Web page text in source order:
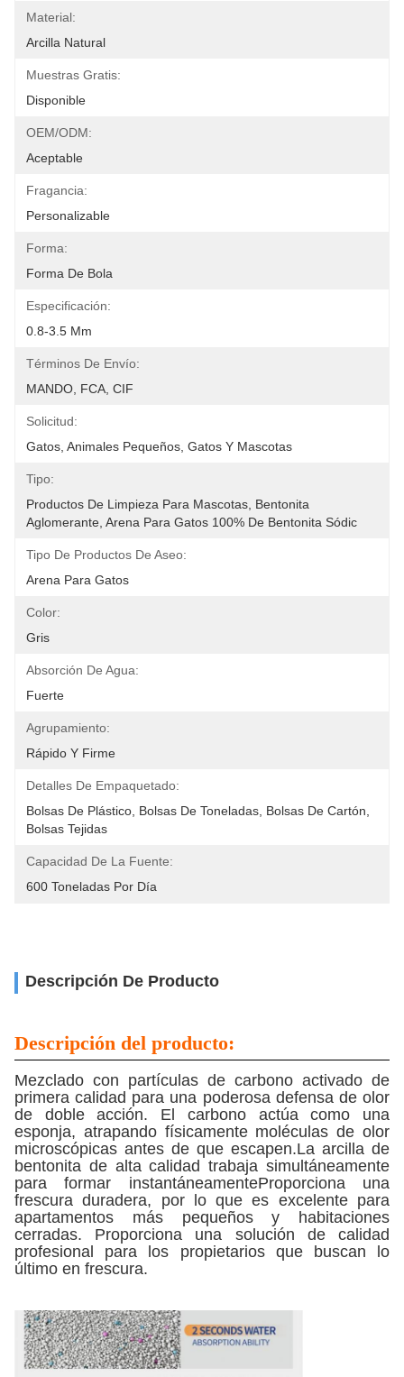
Material:
Arcilla Natural
Muestras Gratis:
Disponible
OEM/ODM:
Aceptable
Fragancia:
Personalizable
Forma:
Forma De Bola
Especificación:
0.8-3.5 Mm
Términos De Envío:
MANDO, FCA, CIF
Solicitud:
Gatos, Animales Pequeños, Gatos Y Mascotas
Tipo:
Productos De Limpieza Para Mascotas, Bentonita
Aglomerante, Arena Para Gatos 100% De Bentonita Sódic
Tipo De Productos De Aseo:
Arena Para Gatos
Color:
Gris
Absorción De Agua:
Fuerte
Agrupamiento:
Rápido Y Firme
Detalles De Empaquetado:
Bolsas De Plástico, Bolsas De Toneladas, Bolsas De Cartón,
Bolsas Tejidas
Capacidad De La Fuente:
600 Toneladas Por Día
Descripción De Producto
Descripción del producto:
Mezclado con partículas de carbono activado de
primera calidad para una poderosa defensa de olor
de doble acción. El carbono actúa como una
esponja, atrapando físicamente moléculas de olor
microscópicas antes de que escapen.La arcilla de
bentonita de alta calidad trabaja simultáneamente
para formar instantáneamenteProporciona una
frescura duradera, por lo que es excelente para
apartamentos más pequeños y habitaciones
cerradas. Proporciona una solución de calidad
profesional para los propietarios que buscan lo
último en frescura.